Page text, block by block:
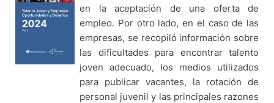
en la aceptación de una oferta de
empleo. Por otro lado, en el caso de las
empresas, se recopiló información sobre
las dificultades para encontrar talento
joven adecuado, los medios utilizados
para publicar vacantes, la rotación de
personal juvenil y las principales razones